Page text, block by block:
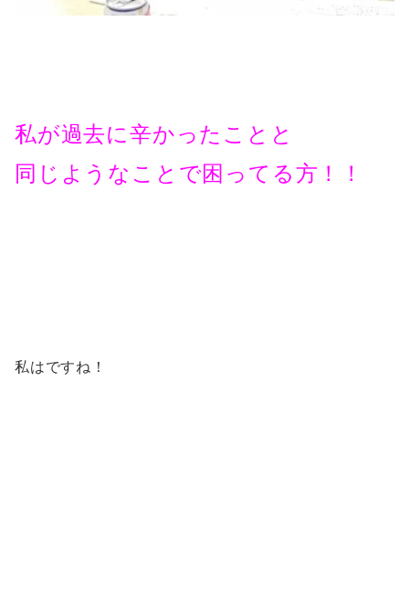
私が過去に辛かったことと
同じようなことで困ってる方！！
私はですね！